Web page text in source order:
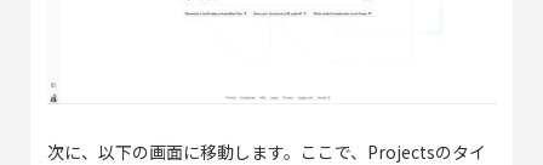
次に、以下の画面に移動します。ここで、Projectsのタイ